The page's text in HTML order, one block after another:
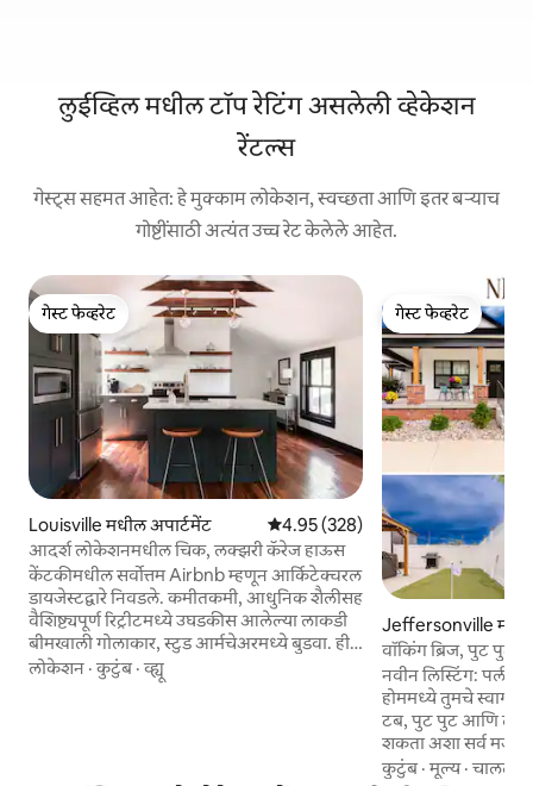
लुईव्हिल मधील टॉप रेटिंग असलेली व्हेकेशन
रेंटल्स
गेस्ट्स सहमत आहेत: हे मुक्काम लोकेशन, स्वच्छता आणि इतर बऱ्याच
गोष्टींसाठी अत्यंत उच्च रेट केलेले आहेत.
गेस्ट फेव्हरेट
गेस्ट फेव्हरेट
Louisville मधील अपार्टमेंट 5 पैकी 4.95 सरासरी रेटिंग, 328 रिव्ह्यूज
4.95 (328)
आदर्श लोकेशनमधील चिक, लक्झरी कॅरेज हाऊस
केंटकीमधील सर्वोत्तम Airbnb म्हणून आर्किटेक्चरल
डायजेस्टद्वारे निवडले. कमीतकमी, आधुनिक शैलीसह
वैशिष्ट्यपूर्ण रिट्रीटमध्ये उघडकीस आलेल्या लाकडी
बीमखाली गोलाकार, स्टुड आर्मचेअरमध्ये बुडवा. ही
ऐतिहासिक जागा सॅश खिडक्या आणि स्लाइडिंग
कॉटेजचा दरवाजा असलेल्या 6 फूट सोकिंग टबसह
लोकेशन ·कुटुंब·व्ह्यू
गेस्ट फेव्हरेट
गेस्ट फेव्हरेट
Jeffersonville
वॉकिंग ब्रिज, पुट पुट
नवीन लिस्टिंग: पर्ल स्ट्रीटवरील आमच्या वॉकिंग ब्रिज
होममध्ये तुमचे
टब, पुट पुट आणि
शकता अशा सर्व
शॉपिंग आणि
कुटुंब·मूल्य·चालत